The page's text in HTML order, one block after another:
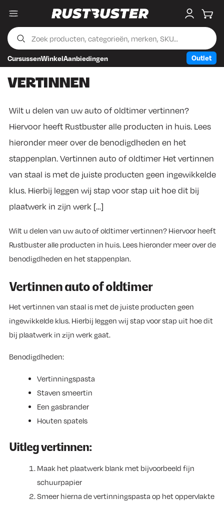
Skip to content
Skip to footer
Menu My
CursussenWinkelAanbiedingen Outlet
VERTINNEN
Wilt u delen van uw auto of oldtimer vertinnen?
Hiervoor heeft Rustbuster alle producten in huis. Lees
hieronder meer over de benodigdheden en het
stappenplan. Vertinnen auto of oldtimer Het vertinnen
van staal is met de juiste producten geen ingewikkelde
klus. Hierbij leggen wij stap voor stap uit hoe dit bij
plaatwerk in zijn werk […]
Wilt u delen van uw auto of oldtimer vertinnen? Hiervoor heeft
Rustbuster alle producten in huis. Lees hieronder meer over de
benodigdheden en het stappenplan.
Vertinnen auto of oldtimer
Het vertinnen van staal is met de juiste producten geen
ingewikkelde klus. Hierbij leggen wij stap voor stap uit hoe dit
bij plaatwerk in zijn werk gaat.
Benodigdheden:
Vertinningspasta
Staven smeertin
Een gasbrander
Houten spatels
Uitleg vertinnen:
Maak het plaatwerk blank met bijvoorbeeld fijn
schuurpapier
Smeer hierna de vertinningspasta op het oppervlakte